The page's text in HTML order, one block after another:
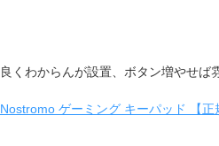
くわからんが設置、ボタン増やせば
ゲーミング キーパッド 【